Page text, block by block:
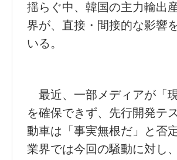
揺らぐ中、韓国の主力輸出
界が、直接・間接的な影響
いる。
最近、一部メディアが「
を確保できず、先行開発テ
動車は「事実無根だ」と否定
業界では今回の騒動に対し